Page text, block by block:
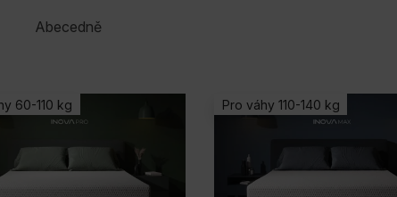
Abecedně
60-110 kg Pro váhy 110-140 kg